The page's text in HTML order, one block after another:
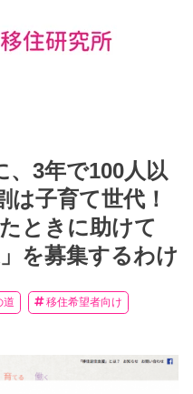
、3年で100人以
子育て世代！
ときに助けて
を募集するわけ
道
移住希望者向け